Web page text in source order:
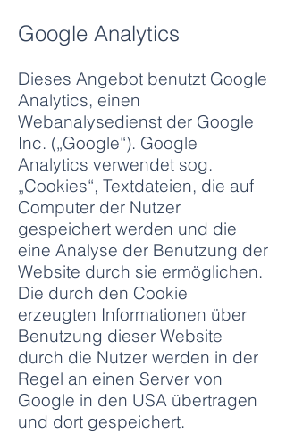
Google Analytics
Dieses Angebot benutzt Google
Analytics, einen
Webanalysedienst der Google
Inc. („Google“). Google
Analytics verwendet sog.
„Cookies“, Textdateien, die auf
Computer der Nutzer
gespeichert werden und die
eine Analyse der Benutzung der
Website durch sie ermöglichen.
Die durch den Cookie
erzeugten Informationen über
Benutzung dieser Website
durch die Nutzer werden in der
Regel an einen Server von
Google in den USA übertragen
und dort gespeichert.